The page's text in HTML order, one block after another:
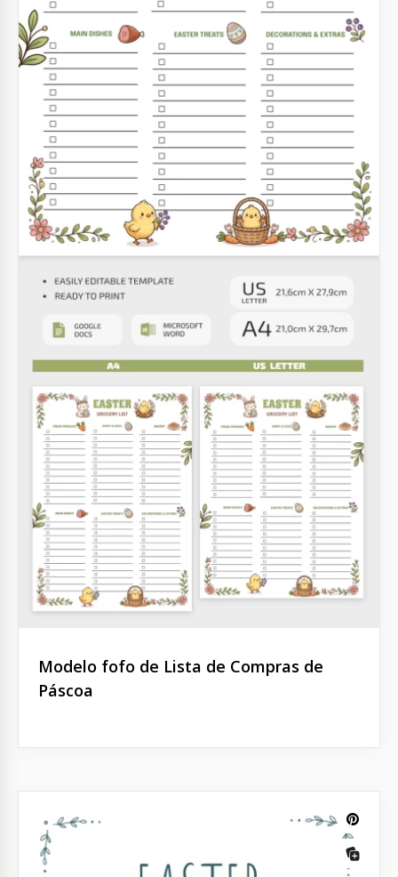
Modelo fofo de Lista de Compras de
Páscoa